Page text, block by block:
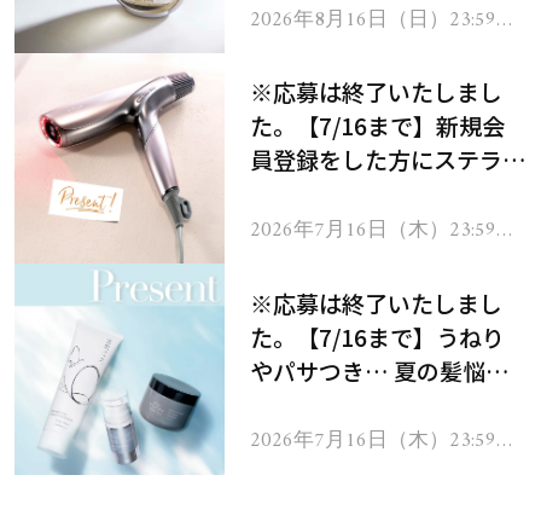
2026年8月16日（日）23:59ま
※応募は終了いたしまし
た。【7/16まで】新規会
員登録をした方にステラボ
ヘアドライヤー ジュエル
2026年7月16日（木）23:59ま
※応募は終了いたしまし
た。【7/16まで】うねり
やパサつき… 夏の髪悩み
ムを13名様にプレゼン
2026年7月16日（木）23:59ま